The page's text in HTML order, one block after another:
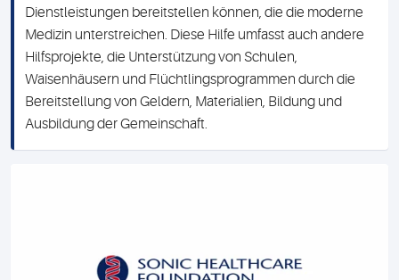
Dienstleistungen bereitstellen können, die die moderne
Medizin unterstreichen. Diese Hilfe umfasst auch andere
Hilfsprojekte, die Unterstützung von Schulen,
Waisenhäusern und Flüchtlingsprogrammen durch die
Bereitstellung von Geldern, Materialien, Bildung und
Ausbildung der Gemeinschaft.